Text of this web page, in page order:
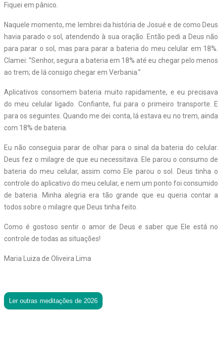
Fiquei em pânico.
Naquele momento, me lembrei da história de Josué e de como Deus
havia parado o sol, atendendo à sua oração. Então pedi a Deus não
para parar o sol, mas para parar a bateria do meu celular em 18%.
Clamei: “Senhor, segura a bateria em 18% até eu chegar pelo menos
ao trem; de lá consigo chegar em Verbania.”
Aplicativos consomem bateria muito rapidamente, e eu precisava
do meu celular ligado. Confiante, fui para o primeiro transporte. E
para os seguintes. Quando me dei conta, lá estava eu no trem, ainda
com 18% de bateria.
Eu não conseguia parar de olhar para o sinal da bateria do celular.
Deus fez o milagre de que eu necessitava. Ele parou o consumo de
bateria do meu celular, assim como Ele parou o sol. Deus tinha o
controle do aplicativo do meu celular, e nem um ponto foi consumido
de bateria. Minha alegria era tão grande que eu queria contar a
todos sobre o milagre que Deus tinha feito.
Como é gostoso sentir o amor de Deus e saber que Ele está no
controle de todas as situações!
Maria Luiza de Oliveira Lima
Ler outras meditações de 2026